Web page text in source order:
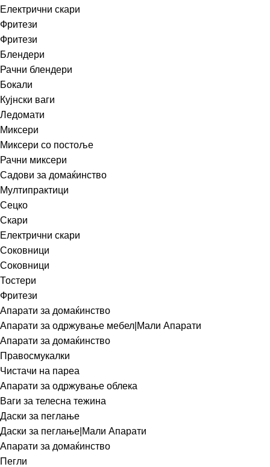
Електрични скари
Фритези
Фритези
Блендери
Рачни блендери
Бокали
Кујнски ваги
Ледомати
Миксери
Миксери со постоље
Рачни миксери
Садови за домаќинство
Мултипрактици
Сецко
Скари
Електрични скари
Соковници
Соковници
Тостери
Фритези
Апарати за домаќинство
Апарати за одржување мебел|Мали Апарати
Апарати за домаќинство
Правосмукалки
Чистачи на пареа
Апарати за одржување облека
Ваги за телесна тежина
Даски за пеглање
Даски за пеглање|Мали Апарати
Апарати за домаќинство
Пегли